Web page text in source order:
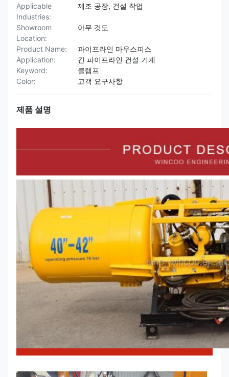
Applicable
Industries:
제조 공장, 건설 작업
Showroom
Location:
아무 것도
Product Name:
파이프라인 마우스피스
Application:
긴 파이프라인 건설 기계
Keyword:
클램프
Color:
고객 요구사항
제품 설명